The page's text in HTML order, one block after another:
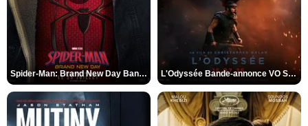
Spider-Man: Brand New Day Bande-annonce VO STFR L'Odyssée Bande-annonce VO STFR